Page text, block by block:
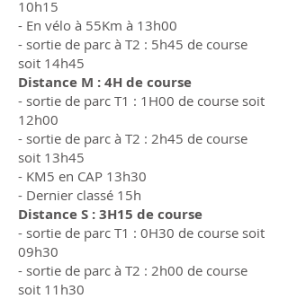
10h15
- En vélo à 55Km à 13h00
- sortie de parc à T2 : 5h45 de course
soit 14h45
Distance M : 4H de course
- sortie de parc T1 : 1H00 de course soit
12h00
- sortie de parc à T2 : 2h45 de course
soit 13h45
- KM5 en CAP 13h30
- Dernier classé 15h
Distance S : 3H15 de course
- sortie de parc T1 : 0H30 de course soit
09h30
- sortie de parc à T2 : 2h00 de course
soit 11h30